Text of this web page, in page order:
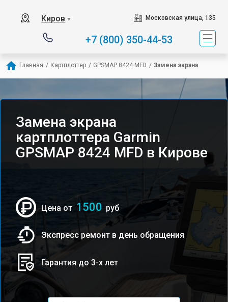
Киров ▼ Московская улица, 135
+7 (800) 350-44-53
Главная / Картплоттер / GPSMAP 8424 MFD / Замена экрана
Замена экрана
картплоттера Garmin
GPSMAP 8424 MFD в Кирове
Цена от 1500 руб
Экспресс ремонт в день обращения
Гарантия до 3-х лет